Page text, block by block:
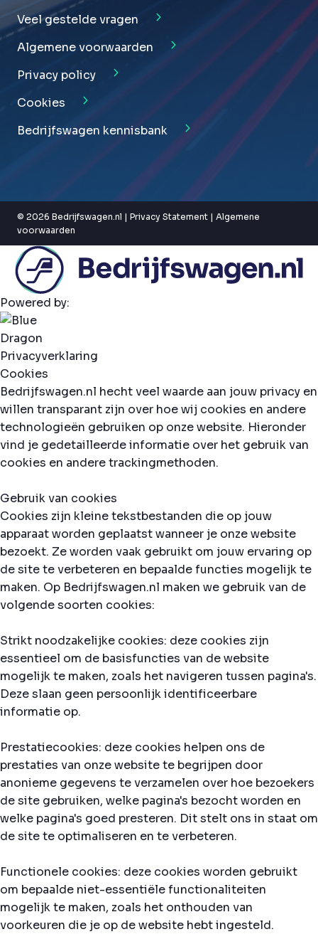
Veel gestelde vragen
Algemene voorwaarden
Privacy policy
Cookies
Bedrijfswagen kennisbank
© 2026 Bedrijfswagen.nl | Privacy Statement | Algemene
voorwaarden
Powered by:
Privacyverklaring
Cookies
Bedrijfswagen.nl hecht veel waarde aan jouw privacy en
willen transparant zijn over hoe wij cookies en andere
technologieën gebruiken op onze website. Hieronder
vind je gedetailleerde informatie over het gebruik van
cookies en andere trackingmethoden.
Gebruik van cookies
Cookies zijn kleine tekstbestanden die op jouw
apparaat worden geplaatst wanneer je onze website
bezoekt. Ze worden vaak gebruikt om jouw ervaring op
de site te verbeteren en bepaalde functies mogelijk te
maken. Op Bedrijfswagen.nl maken we gebruik van de
volgende soorten cookies:
Strikt noodzakelijke cookies: deze cookies zijn
essentieel om de basisfuncties van de website
mogelijk te maken, zoals het navigeren tussen pagina's.
Deze slaan geen persoonlijk identificeerbare
informatie op.
Prestatiecookies: deze cookies helpen ons de
prestaties van onze website te begrijpen door
anonieme gegevens te verzamelen over hoe bezoekers
de site gebruiken, welke pagina's bezocht worden en
welke pagina's goed presteren. Dit stelt ons in staat om
de site te optimaliseren en te verbeteren.
Functionele cookies: deze cookies worden gebruikt
om bepaalde niet-essentiële functionaliteiten
mogelijk te maken, zoals het onthouden van
voorkeuren die je op de website hebt ingesteld.